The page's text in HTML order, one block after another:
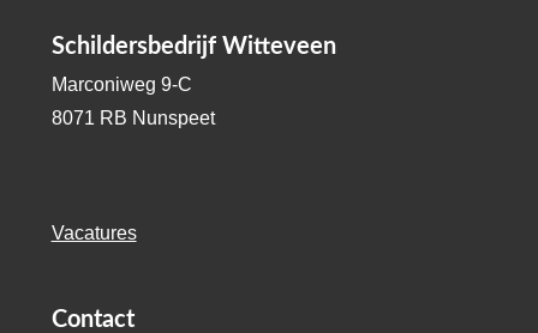
Schildersbedrijf Witteveen
Marconiweg 9-C
8071 RB Nunspeet
Vacatures
Contact